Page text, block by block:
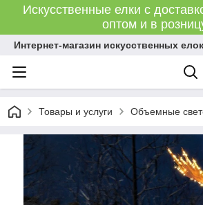
Искусственные елки с
оптом и в
Интернет-магазин искусственных
Товары и услуги Объемные